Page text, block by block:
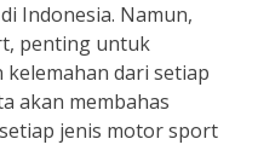
Indonesia. Namun,
penting untuk
dari setiap
akan membahas
jenis motor sport